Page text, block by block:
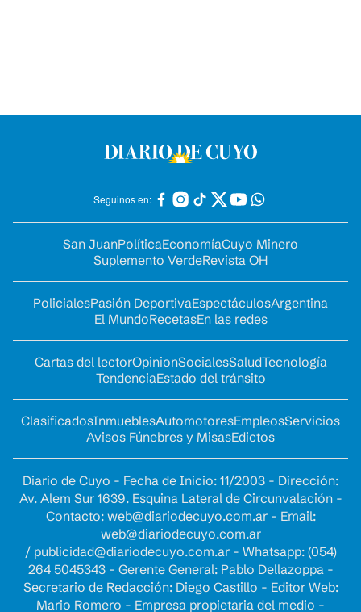
Seguinos en:
San JuanPolíticaEconomíaCuyo Minero
Suplemento VerdeRevista OH
PolicialesPasión DeportivaEspectáculosArgentina
El MundoRecetasEn las redes
Cartas del lectorOpinionSocialesSaludTecnología
TendenciaEstado del tránsito
ClasificadosInmueblesAutomotoresEmpleosServicios
Avisos Fúnebres y MisasEdictos
Diario de Cuyo - Fecha de Inicio: 11/2003 - Dirección:
Av. Alem Sur 1639. Esquina Lateral de Circunvalación -
Contacto: web@diariodecuyo.com.ar- Email:
web@diariodecuyo.com.ar
/ publicidad@diariodecuyo.com.ar- Whatsapp: (054)
264 5045343 - Gerente General: Pablo Dellazoppa -
Secretario de Redacción: Diego Castillo - Editor Web:
Mario Romero - Empresa propietaria del medio -